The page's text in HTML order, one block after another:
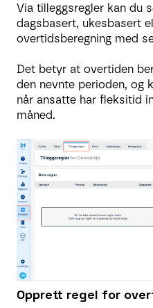
Via tilleggsregler kan du
dagsbasert, ukesbasert
overtidsberegning med
Det betyr at overtiden
den nevnte perioden, og
når ansatte har fleksitid
måned.
Opprett regel for